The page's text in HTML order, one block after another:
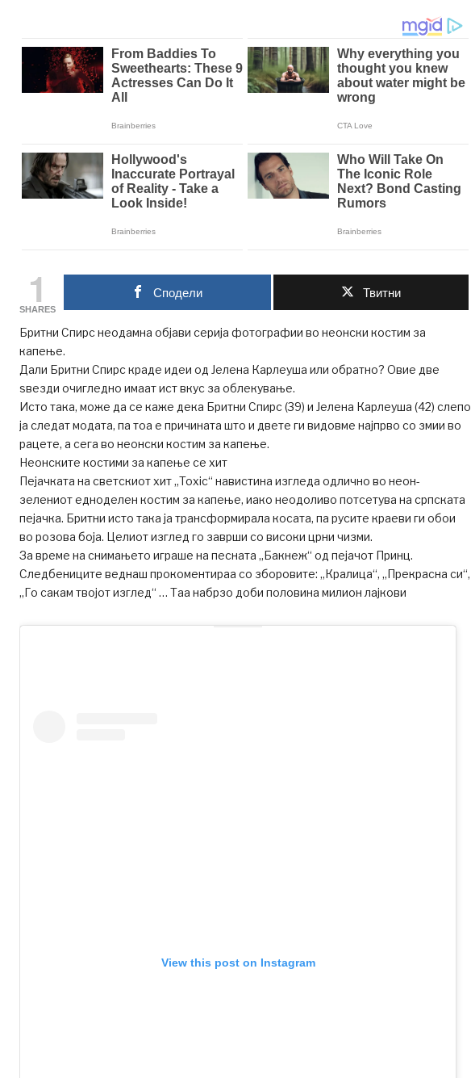
1
SHARES
Сподели Твитни
Бритни Спирс неодамна објави серија фотографии во неонски костим за
капење.
Дали Бритни Спирс краде идеи од Јелена Карлеуша или обратно? Овие две
sвезди очигледно имаат ист вкус за облекување.
Исто така, може да се каже дека Бритни Спирс (39) и Јелена Карлеуша (42) слепо
ја следат модата, па тоа е причината што и двете ги видовме најпрво со змии во
рацете, а сега во неонски костим за капење.
Неонските костими за капење се хит
Пејачката на светскиот хит „Toxic“ навистина изгледа одлично во неон-
зелениот едноделен костим за капење, иако неодоливо потсетува на српската
пејачка. Бритни исто така ја трансформирала косата, па русите краеви ги обои
во розова боја. Целиот изглед го заврши со високи црни чизми.
За време на снимањето играше на песната „Бакнеж“ од пејачот Принц.
Следбениците веднаш прокоментираа со зборовите: „Кралица“, „Прекрасна си“,
„Го сакам твојот изглед“ … Таа набрзо доби половина милион лајкови
View this post on Instagram